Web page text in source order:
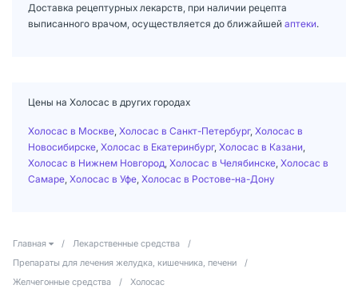
Доставка рецептурных лекарств, при наличии рецепта
выписанного врачом, осуществляется до ближайшей аптеки.
Цены на Холосас в других городах
Холосас в Москве Холосас в Санкт-Петербург, Холосас в
Новосибирске Холосас в Екатеринбург, Холосас в Казани
Холосас в Нижнем Новгород Холосас в Челябинске Холосас в
Самаре Холосас в Уфе Холосас в Ростове-на-Дону
Главная / Лекарственные средства
/
Препараты для лечения желудка, кишечника, печени
/
Желчегонные средства
/ Холосас